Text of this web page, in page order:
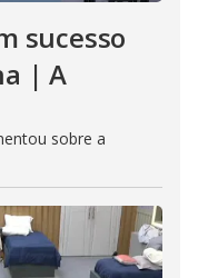
sucesso
| A
sobre a